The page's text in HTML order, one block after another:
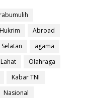
Hukrim
Abroad
agama
Lahat
Olahraga
Kabar TNI
Nasional